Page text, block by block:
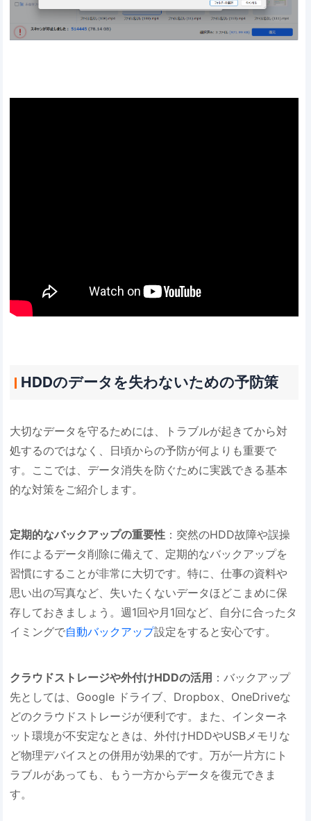
HDDのデータを失わないための予防策
大切なデータを守るためには、トラブルが起きてから対
処するのではなく、日頃からの予防が何よりも重要で
す。ここでは、データ消失を防ぐために実践できる基本
的な対策をご紹介します。
定期的なバックアップの重要性 ：突然のHDD故障や誤操
作によるデータ削除に備えて、定期的なバックアップを
習慣にすることが非常に大切です。特に、仕事の資料や
思い出の写真など、失いたくないデータほどこまめに保
存しておきましょう。週1回や月1回など、自分に合ったタ
イミングで自動バックアップ設定をすると安心です。
クラウドストレージや外付けHDDの活用 ：バックアップ
先としては、Google ドライブ、Dropbox、OneDriveな
どのクラウドストレージが便利です。また、インターネ
ット環境が不安定なときは、外付けHDDやUSBメモリな
ど物理デバイスとの併用が効果的です。万が一片方にト
ラブルがあっても、もう一方からデータを復元できま
す。